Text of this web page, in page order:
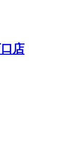
店